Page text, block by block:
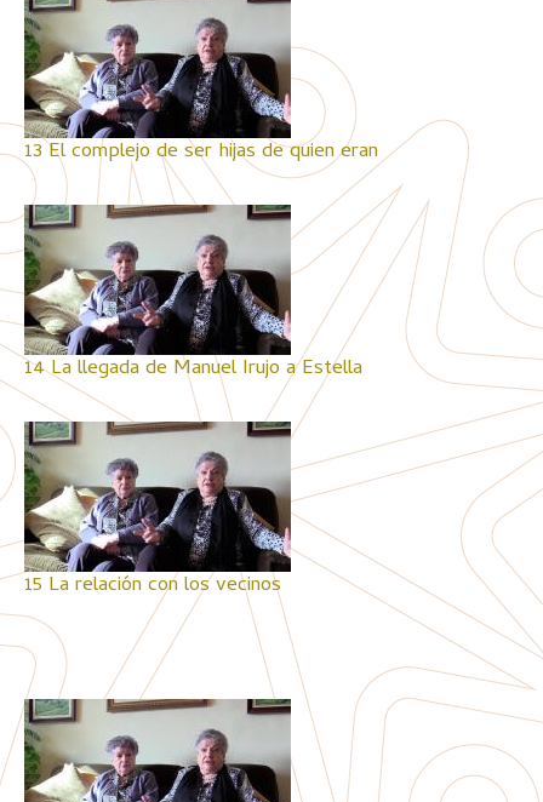
13 El complejo de ser hijas de quien eran
14 La llegada de Manuel Irujo a Estella
15 La relación con los vecinos